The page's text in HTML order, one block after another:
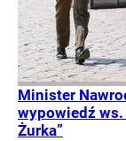
Minister
wypowiedź ws.
Żurka”